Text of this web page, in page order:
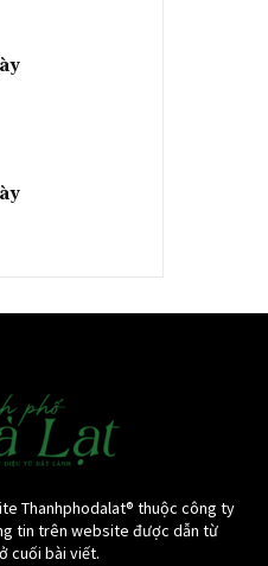
Thanhphodalat® thuộc công ty
tin trên website được dẫn từ
cuối bài viết.